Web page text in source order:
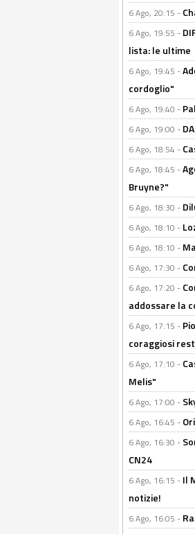
6 Ago, 20:15 -
6 Ago, 19:55 -
lista: le ultime
6 Ago, 19:45 -
cordoglio"
6 Ago, 19:40 -
6 Ago, 19:00 -
6 Ago, 18:54 -
6 Ago, 18:45 -
Bruyne?"
6 Ago, 18:30 -
6 Ago, 18:10 -
6 Ago, 18:10 -
6 Ago, 17:30 -
6 Ago, 17:20 -
addossare la
6 Ago, 17:15 -
coraggiosi
6 Ago, 17:10 -
Melis"
6 Ago, 17:00 -
6 Ago, 16:45 -
6 Ago, 16:30 -
CN24
6 Ago, 16:15 - Il
notizie!
6 Ago, 16:05 -